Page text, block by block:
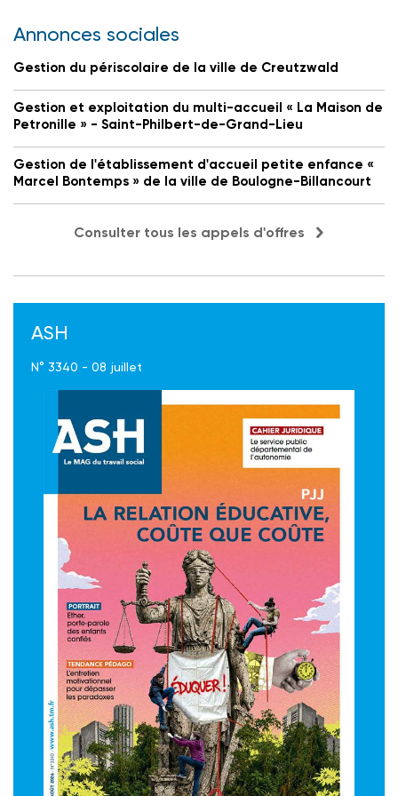
Annonces sociales
Gestion du périscolaire de la ville de Creutzwald
Gestion et exploitation du multi-accueil « La Maison de
Petronille » - Saint-Philbert-de-Grand-Lieu
Gestion de l'établissement d'accueil petite enfance «
Marcel Bontemps » de la ville de Boulogne-Billancourt
Consulter tous les appels d'offres
ASH
N° 3340 - 08 juillet